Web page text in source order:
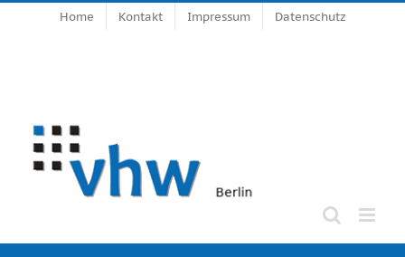
Zum
Home Kontakt Impressum Datenschutz